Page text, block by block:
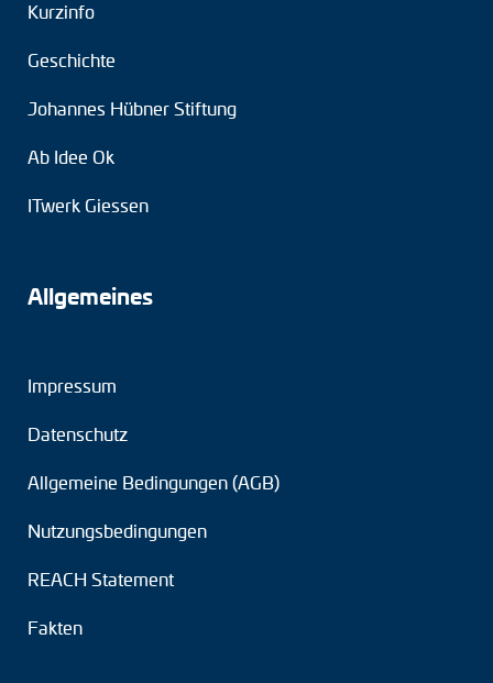
Kurzinfo
Geschichte
Johannes Hübner Stiftung
Ab Idee Ok
ITwerk Giessen
Allgemeines
Impressum
Datenschutz
Allgemeine Bedingungen (AGB)
Nutzungsbedingungen
REACH Statement
Fakten